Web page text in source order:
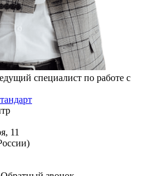
специалист по работе с
11